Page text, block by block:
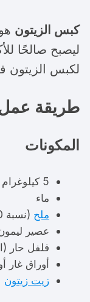
كبس الزيتون
ليصبح صالحًا
لكبس الزيتون
طريقة عمل
المكونات
5 كيلوغرام زيتون أخضر أو أسود
ماء
ملح (نسبة 10% لكل لتر ماء)
عصير
فلفل حار
أوراق غار
زيت زيتون